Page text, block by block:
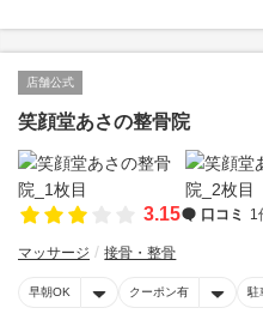
店舗公式
笑顔堂あさの整骨院
3.15 口コミ 1
マッサージ 接骨・整骨
早朝OK クーポン有 駐